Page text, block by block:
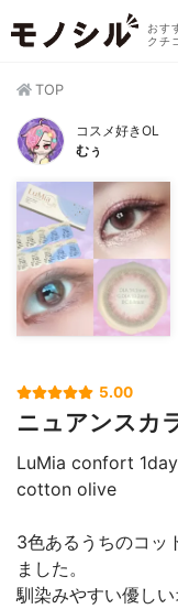
おす
クチ
TOP
コスメ好きOL
むぅ
5.00
ニュアンスカ
LuMia confort
cotton olive
3色あるうちのコッ
ました。
馴染みやすい優し